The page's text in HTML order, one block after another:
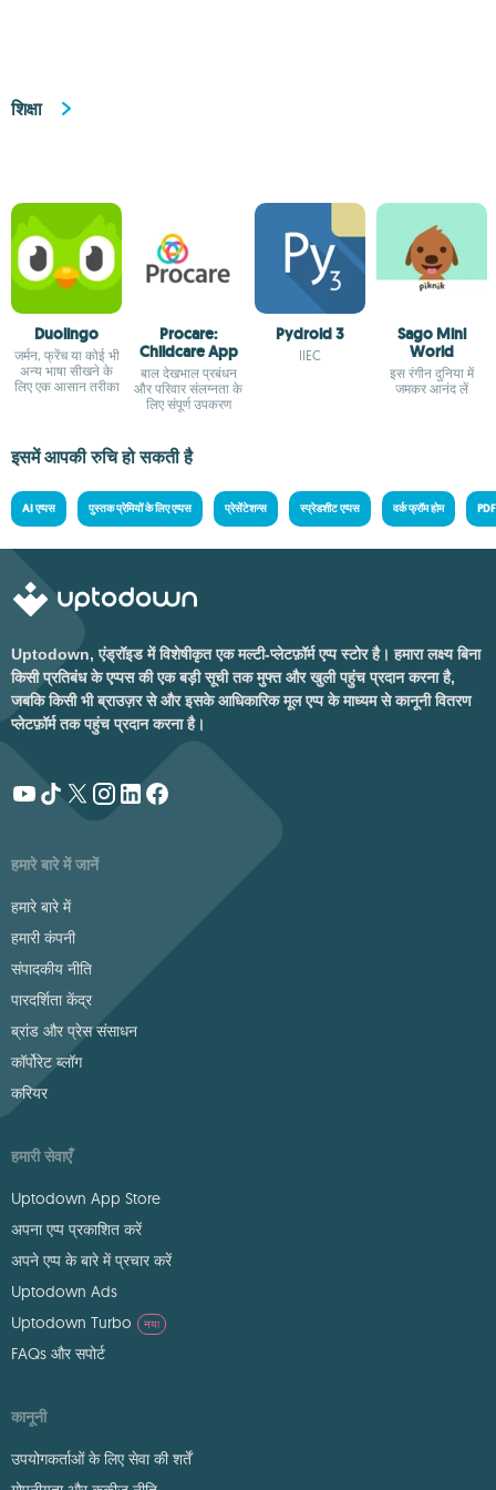
शिक्षा
Duolingo
जर्मन, फ्रेंच या कोई भी
अन्य भाषा सीखने के
लिए एक आसान तरीका
Procare:
Childcare App
बाल देखभाल प्रबंधन
और परिवार संलग्नता के
लिए संपूर्ण उपकरण
Pydroid 3
IIEC
Sago Mini
World
इस रंगीन दुनिया में
जमकर आनंद लें
इसमें आपकी रुचि हो सकती है
AI एप्पस पुस्तक प्रेमियों के लिए एप्पस प्रेसेंटेशन्स स्प्रेडशीट एप्पस वर्क फ्रॉम होम
Uptodown, एंड्रॉइड में विशेषीकृत एक मल्टी-प्लेटफ़ॉर्म एप्प स्टोर है। हमारा लक्ष्य बिना
किसी प्रतिबंध के एप्पस की एक बड़ी सूची तक मुफ्त और खुली पहुंच प्रदान करना है,
जबकि किसी भी ब्राउज़र से और इसके आधिकारिक मूल एप्प के माध्यम से कानूनी वितरण
प्लेटफ़ॉर्म तक पहुंच प्रदान करना है।
हमारे बारे में जानें
हमारे बारे में
हमारी कंपनी
संपादकीय नीति
पारदर्शिता केंद्र
ब्रांड और प्रेस संसाधन
कॉर्पोरेट ब्लॉग
करियर
हमारी सेवाएँ
Uptodown App Store
अपना एप्प प्रकाशित करें
अपने एप्प के बारे में प्रचार करें
Uptodown Ads
Uptodown Turbo
नया
FAQs और सपोर्ट
कानूनी
उपयोगकर्ताओं के लिए सेवा की शर्तें